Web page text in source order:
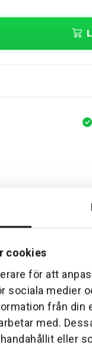
cookies
för att
sociala medier
från din
med.
eller
din dörr. Oavsett